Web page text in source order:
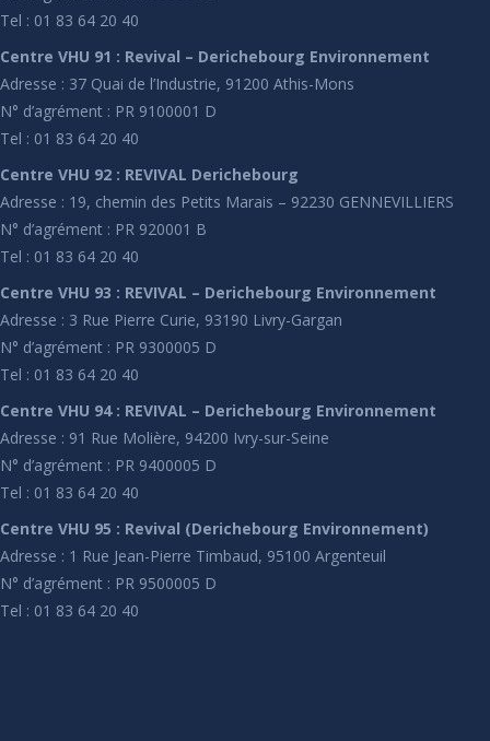
Tel : 01 83 64 20 40
Centre VHU 91 : Revival – Derichebourg Environnement
Adresse : 37 Quai de l’Industrie, 91200 Athis-Mons
N° d’agrément : PR 9100001 D
Tel : 01 83 64 20 40
Centre VHU 92 : REVIVAL Derichebourg
Adresse : 19, chemin des Petits Marais – 92230 GENNEVILLIERS
N° d’agrément : PR 920001 B
Tel : 01 83 64 20 40
Centre VHU 93 : REVIVAL – Derichebourg Environnement
Adresse : 3 Rue Pierre Curie, 93190 Livry-Gargan
N° d’agrément : PR 9300005 D
Tel : 01 83 64 20 40
Centre VHU 94 : REVIVAL – Derichebourg Environnement
Adresse : 91 Rue Molière, 94200 Ivry-sur-Seine
N° d’agrément : PR 9400005 D
Tel : 01 83 64 20 40
Centre VHU 95 : Revival (Derichebourg Environnement)
Adresse : 1 Rue Jean-Pierre Timbaud, 95100 Argenteuil
N° d’agrément : PR 9500005 D
Tel : 01 83 64 20 40